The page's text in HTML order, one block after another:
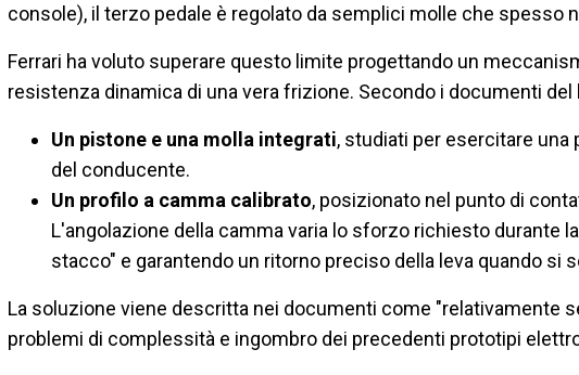
console), il terzo pedale è regolato da semplici molle che spesso
Ferrari ha voluto superare questo limite progettando un
resistenza dinamica di una vera frizione. Secondo i documenti
Un pistone e una molla integrati, studiati per esercitare
del conducente.
Un profilo a camma calibrato, posizionato nel punto di
L'angolazione della camma varia lo sforzo richiesto durante
stacco" e garantendo un ritorno preciso della leva quando si
La soluzione viene descritta nei documenti come "relativamente
problemi di complessità e ingombro dei precedenti prototipi